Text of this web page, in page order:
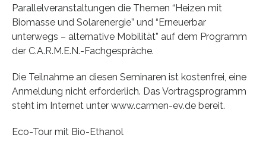
Parallelveranstaltungen die Themen “Heizen mit
Biomasse und Solarenergie” und “Erneuerbar
unterwegs – alternative Mobilität” auf dem Programm
der C.A.R.M.E.N.-Fachgespräche.
Die Teilnahme an diesen Seminaren ist kostenfrei, eine
Anmeldung nicht erforderlich. Das Vortragsprogramm
steht im Internet unter www.carmen-ev.de bereit.
Eco-Tour mit Bio-Ethanol